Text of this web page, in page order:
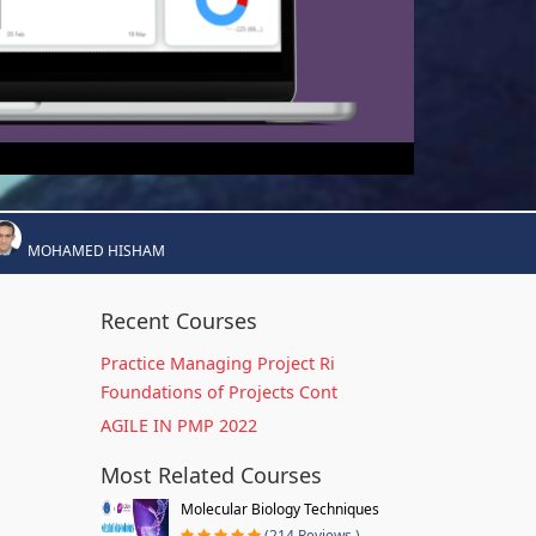
MOHAMED HISHAM
Recent Courses
Practice Managing Project Ri
Foundations of Projects Cont
AGILE IN PMP 2022
Most Related Courses
Molecular Biology Techniques